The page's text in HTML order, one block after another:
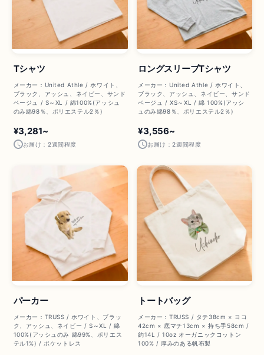
Tシャツ
メーカー：United Athle / ホワイト、
ブラック、アッシュ、ネイビー、サンド
ベージュ / S～XL / 綿100%(アッシュ
のみ綿98％、ポリエステル2％)
¥3,281~
お届け：2週間程度
ロングスリーブTシャツ
メーカー：United Athle / ホワイト、
ブラック、アッシュ、ネイビー、サンド
ベージュ / XS～XL / 綿 100%(アッシ
ュのみ綿98％、ポリエステル2％)
¥3,556~
お届け：2週間程度
パーカー
メーカー：TRUSS / ホワイト、ブラッ
ク、アッシュ、ネイビー / S～XL / 綿
100%(アッシュのみ 綿99%、ポリエス
テル1%) / ポケットレス
トートバッグ
メーカー：TRUSS / タテ38cm × ヨコ
42cm × 底マチ13cm × 持ち手58cm /
約14L / 10oz オーガニックコットン
100% / 厚みのある帆布製